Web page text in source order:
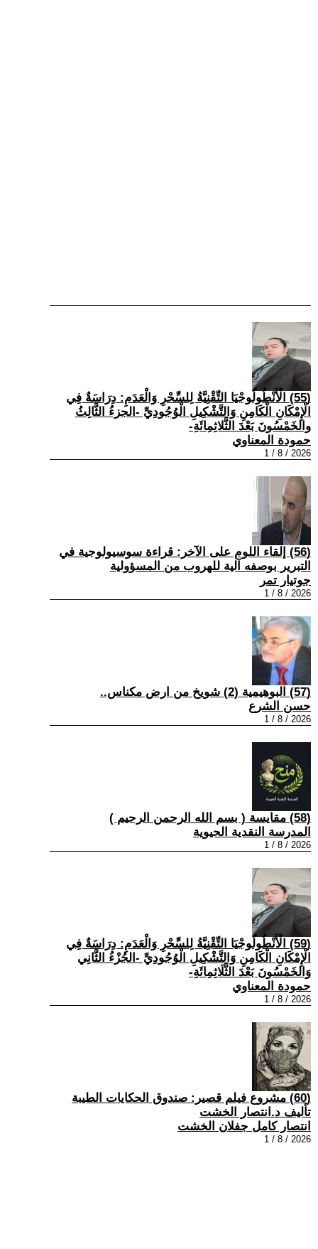
(55) الْأَنْطُولُوجْيَا التِّقْنِيَّةُ لِلسِّحْرِ وَالْعَدَمِ: دِرَاسَةٌ فِي
الْإِمْكَانِ الْكَامِنِ وَالتَّشْكِيلِ الْوُجُودِيِّ -الجزءُ الثَّالِثُ
والخَمْسُونَ بَعْدَ الثَّلاثِمِائَةِ-
حمودة المعناوي
2026 / 8 / 1
(56) إلقاء اللوم على الآخر: قراءة سوسيولوجية في
التبرير بوصفه آلية للهروب من المسؤولية
جوتيار تمر
2026 / 8 / 1
(57) البوهيمية (2) شويخ من ارض مكناس..
حسن الشرع
2026 / 8 / 1
(58) مقايسة ( بسم الله الرحمن الرحيم )
المدرسة النقدية الحيوية
2026 / 8 / 1
(59) الْأَنْطُولُوجْيَا التِّقْنِيَّةُ لِلسِّحْرِ وَالْعَدَمِ: دِرَاسَةٌ فِي
الْإِمْكَانِ الْكَامِنِ وَالتَّشْكِيلِ الْوُجُودِيِّ -الجُزْءُ الثَّانِي
وَالخَمْسُونَ بَعْدَ الثَّلَاثِمِائَةِ-
حمودة المعناوي
2026 / 8 / 1
(60) مشروع فيلم قصير: صندوق الحكايات الطيبة
تأليف د.انتصار الخشت
انتصار كامل جفلان الخشت
2026 / 8 / 1